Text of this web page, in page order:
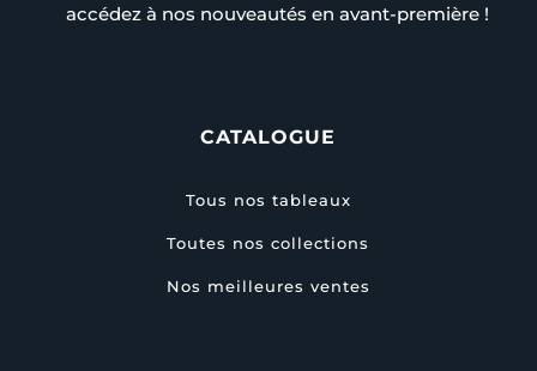
accédez à nos nouveautés en avant-première !
CATALOGUE
Tous nos tableaux
Toutes nos collections
Nos meilleures ventes